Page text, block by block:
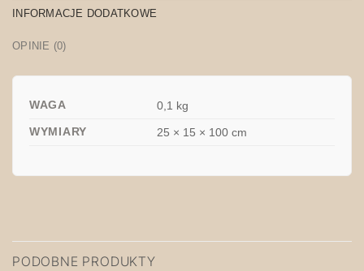
INFORMACJE DODATKOWE
OPINIE (0)
WAGA
0,1 kg
WYMIARY
25 × 15 × 100 cm
PODOBNE PRODUKTY